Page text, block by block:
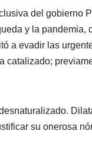
del gobierno
y la
a evadir las
catalizado;
su onerosa